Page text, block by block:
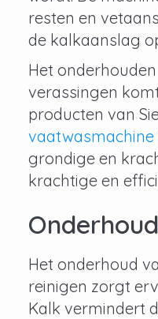
resten en
de kalkaanslag
Het
verassingen
producten van
vaatwasmachine
grondige en
krachtige en
Het onderhoud
reinigen zorgt
Kalk vermindert